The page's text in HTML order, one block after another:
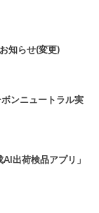
知らせ(変更)
ンニュートラル実
出荷検品アプリ」